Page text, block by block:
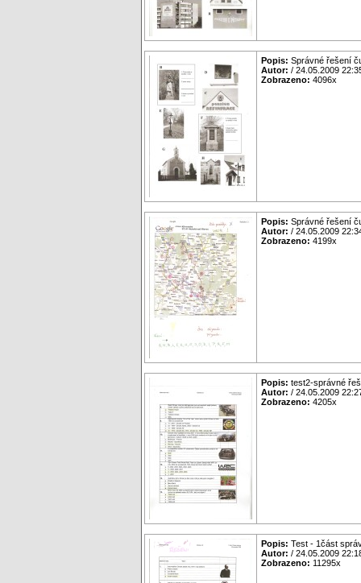
Popis: Správné řešení
Autor: / 24.05.2009
Zobrazeno: 4096x
Popis: Správné řešení
Autor: / 24.05.2009
Zobrazeno: 4199x
Popis: test2-správné
Autor: / 24.05.2009
Zobrazeno: 4205x
Popis: Test - 1část
Autor: / 24.05.2009
Zobrazeno: 11295x